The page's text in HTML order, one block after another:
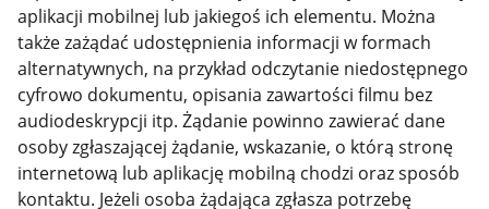
aplikacji mobilnej lub jakiegoś ich elementu. Można
także zażądać udostępnienia informacji w formach
alternatywnych, na przykład odczytanie niedostępnego
cyfrowo dokumentu, opisania zawartości filmu bez
audiodeskrypcji itp. Żądanie powinno zawierać dane
osoby zgłaszającej żądanie, wskazanie, o którą stronę
internetową lub aplikację mobilną chodzi oraz sposób
kontaktu. Jeżeli osoba żądająca zgłasza potrzebę